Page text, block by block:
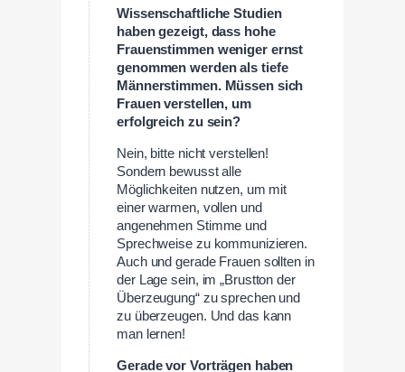
Wissenschaftliche Studien
haben gezeigt, dass hohe
Frauenstimmen weniger ernst
genommen werden als tiefe
Männerstimmen. Müssen sich
Frauen verstellen, um
erfolgreich zu sein?
Nein, bitte nicht verstellen!
Sondern bewusst alle
Möglichkeiten nutzen, um mit
einer warmen, vollen und
angenehmen Stimme und
Sprechweise zu kommunizieren.
Auch und gerade Frauen sollten in
der Lage sein, im „Brustton der
Überzeugung“ zu sprechen und
zu überzeugen. Und das kann
man lernen!
Gerade vor Vorträgen haben